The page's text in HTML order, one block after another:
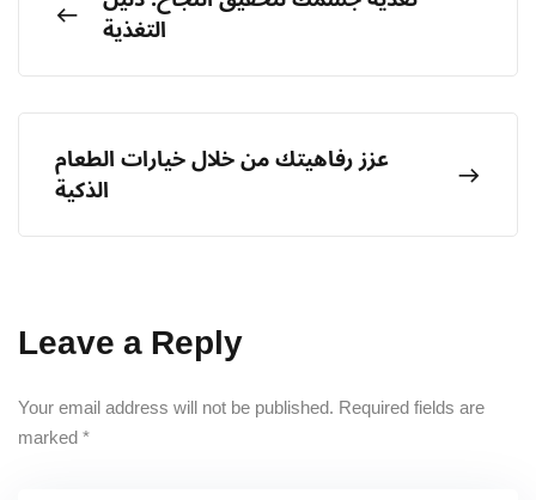
التغذية
عزز رفاهيتك من خلال خيارات الطعام
الذكية
Leave a Reply
Your email address will not be published.Required fields are
marked*